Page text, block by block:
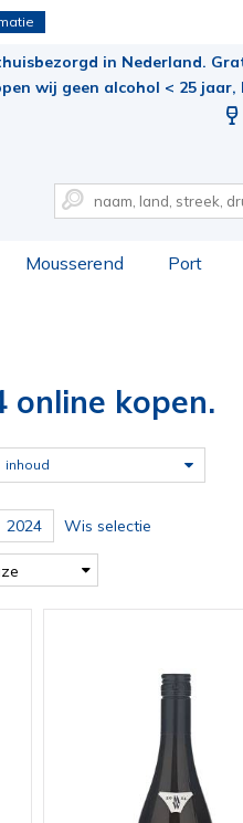
in Nederland.
wij geen alcohol < 25
Mousserend Port
online kopen.
inhoud
2024 Wis selectie